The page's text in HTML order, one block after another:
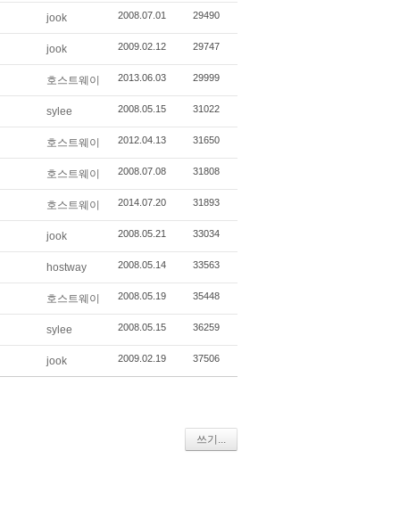
jook 2008.07.01 29490
jook 2009.02.12 29747
호스트웨이 2013.06.03 29999
sylee 2008.05.15 31022
호스트웨이 2012.04.13 31650
호스트웨이 2008.07.08 31808
호스트웨이 2014.07.20 31893
jook 2008.05.21 33034
hostway 2008.05.14 33563
호스트웨이 2008.05.19 35448
sylee 2008.05.15 36259
jook 2009.02.19 37506
쓰기...